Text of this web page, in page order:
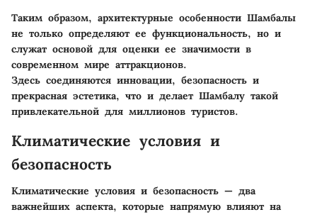
Таким образом, архитектурные особенности Шамбалы
не только определяют ее функциональность, но и
служат основой для оценки ее значимости в
современном мире аттракционов.
Здесь соединяются инновации, безопасность и
прекрасная эстетика, что и делает Шамбалу такой
привлекательной для миллионов туристов.
Климатические условия и
безопасность
Климатические условия и безопасность — два
важнейших аспекта, которые напрямую влияют на